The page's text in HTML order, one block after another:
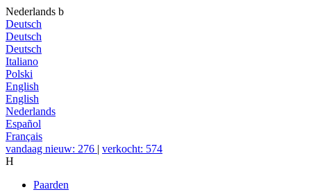
Nederlands b
Deutsch
Deutsch
Deutsch
Italiano
Polski
English
English
Nederlands
Español
Français
vandaag nieuw: 276 | verkocht: 574
H
Paarden